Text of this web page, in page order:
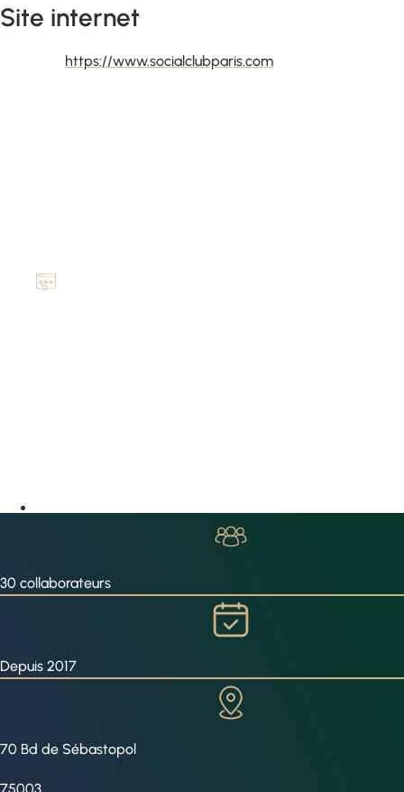
Site internet
https://www.socialclubparis.com
30 collaborateurs
Depuis 2017
70 Bd de Sébastopol